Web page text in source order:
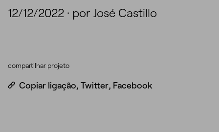
12/12/2022 · por José Castillo
compartilhar projeto
Copiar ligação, Twitter, Facebook